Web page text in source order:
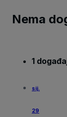
Nema
1
sij.
29